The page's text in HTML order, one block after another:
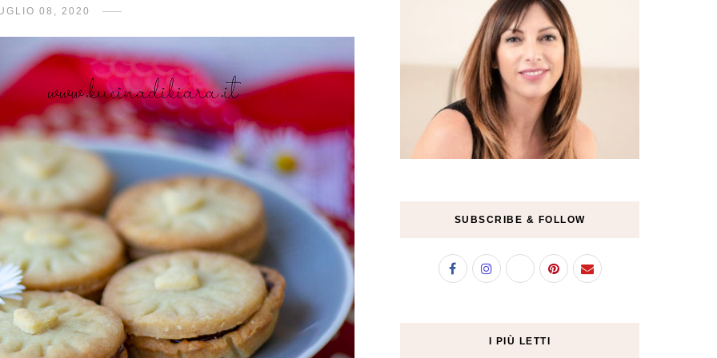
08, 2020
SUBSCRIBE & FOLLOW
I PIÙ LETTI